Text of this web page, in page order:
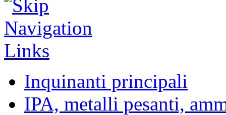
Inquinanti principali
IPA, metalli pesanti,